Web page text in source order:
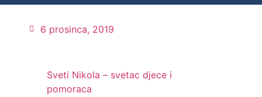
6 prosinca, 2019
Sveti Nikola – svetac djece i
pomoraca